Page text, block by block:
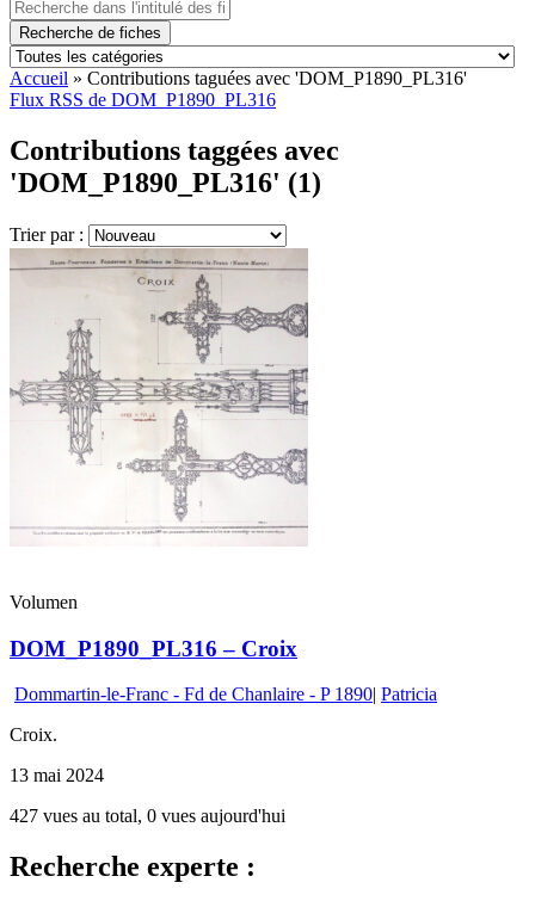
Recherche de fiches
Accueil » Contributions taguées avec 'DOM_P1890_PL316'
Flux RSS de DOM_P1890_PL316
Contributions taggées avec
'DOM_P1890_PL316' (1)
Trier par :
Volumen
DOM_P1890_PL316 – Croix
Dommartin-le-Franc - Fd de Chanlaire - P 1890| Patricia
Croix.
13 mai 2024
427 vues au total, 0 vues aujourd'hui
Recherche experte :